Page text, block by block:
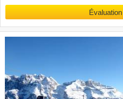
Évaluation